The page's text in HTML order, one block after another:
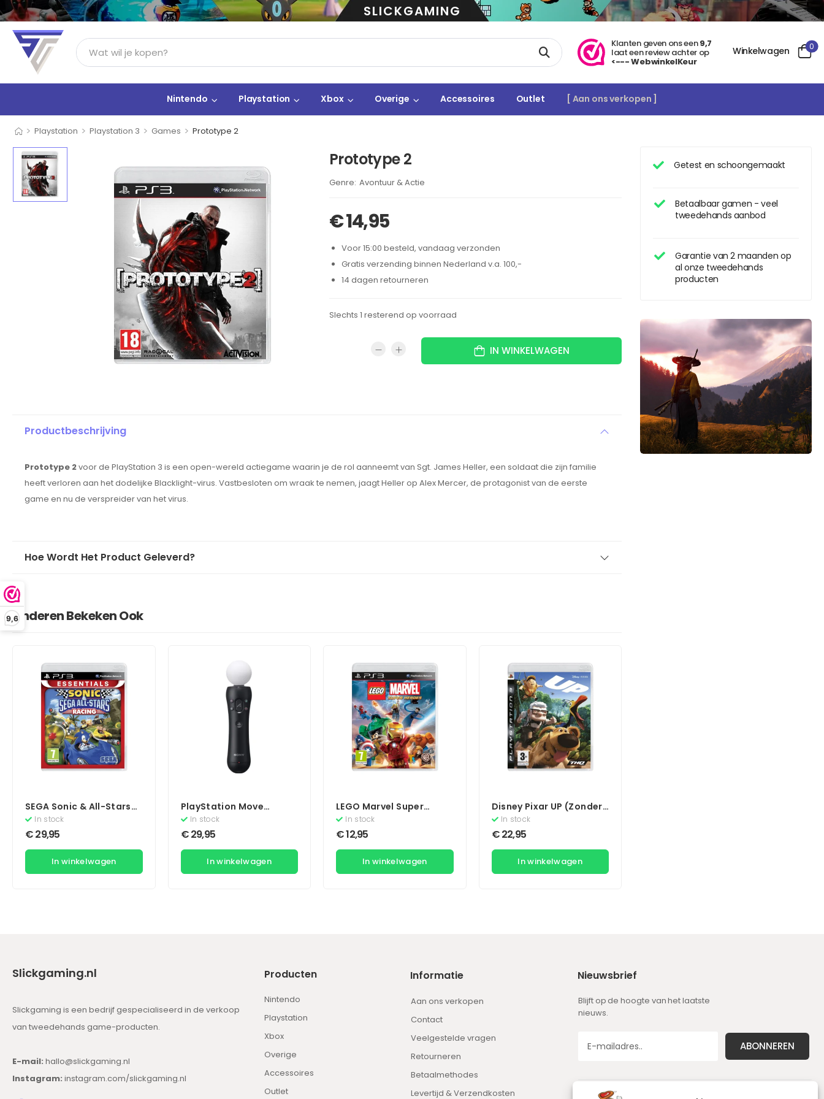
9,6
SLICKGAMING
Klanten geven ons een9,7
laat een review achter op
<--- WebwinkelKeur
Winkelwagen 0
Nintendo Playstation Xbox Overige Accessoires Outlet [ Aan ons verkopen ]
> Playstation > Playstation 3 > Games > Prototype 2
Getest en schoongemaakt
Betaalbaar gamen - veel
tweedehands aanbod
Garantie van 2 maanden op
al onze tweedehands
producten
Prototype 2
Brand:
Avontuur & Actie
€14,95
Voor 15:00 besteld, vandaag verzonden
Gratis verzending binnen Nederland v.a. 100,-
14 dagen retourneren
Slechts 1 resterend op voorraad
IN WINKELWAGEN
Productbeschrijving
Prototype 2voor de PlayStation 3 is een open-wereld actiegame waarin je de rol aanneemt van Sgt. James Heller, een soldaat die zijn familie
heeft verloren aan het dodelijke Blacklight-virus. Vastbesloten om wraak te nemen, jaagt Heller op Alex Mercer, de protagonist van de eerste
game en nu de verspreider van het virus.
Hoe Wordt Het Product Geleverd?
Anderen Bekeken Ook
SEGA Sonic & All-Stars
Racing (Essentials)
In stock
€29,95
In winkelwagen
PlayStation Move
Motion Controller
In stock
€29,95
In winkelwagen
LEGO Marvel Super
Heroes
In stock
€12,95
In winkelwagen
Disney Pixar UP (Zonder
Boekje)
In stock
€22,95
In winkelwagen
Slickgaming.nl
Slickgaming is een bedrijf gespecialiseerd in de verkoop
van tweedehands game-producten.
E-mail: hallo@slickgaming.nl
Instagram: instagram.com/slickgaming.nl
Producten
Nintendo
Playstation
Xbox
Overige
Accessoires
Outlet
Informatie
Aan ons verkopen
Contact
Veelgestelde vragen
Retourneren
Betaalmethodes
Levertijd & Verzendkosten
Nieuwsbrief
Blijft op de hoogte van het laatste
nieuws.